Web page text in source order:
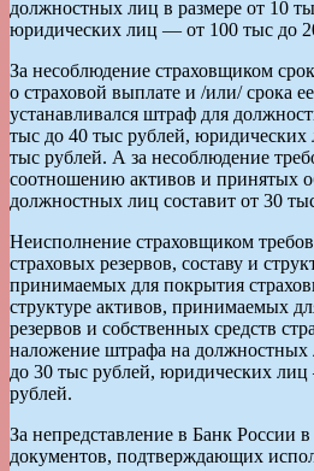
должностных лиц в размере от 10
юридических лиц — от 100 тыс до
За несоблюдение страховщиком
о страховой выплате и /или/ срока
устанавливался штраф для
тыс до 40 тыс рублей,
тыс рублей. А за несоблюдение
соотношению активов и принятых
должностных лиц составит от 30
Неисполнение страховщиком
страховых резервов, составу и
принимаемых для покрытия
структуре активов, принимаемых
резервов и собственных средств
наложение штрафа на должностных
до 30 тыс рублей, юридических
рублей.
За непредставление в Банк России
документов, подтверждающих